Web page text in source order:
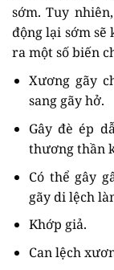
sớm. Tuy
động lại sớm sẽ
ra một số biến
Xương gãy
sang gãy hở.
Gây đè ép
thương thần
Có thể gây
gãy di lệch
Khớp giả.
Can lệch